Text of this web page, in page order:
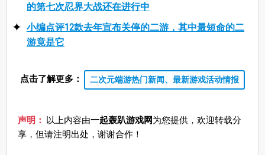
的第七次忍界大战还在进行中
小编点评12款去年宣布关停的二游，其中最短命的二
游竟是它
点击了解更多： 二次元端游热门新闻、最新游戏活动情报
声明： 以上内容由一起轰趴游戏网为您提供，欢迎转载分
享，但请注明出处，谢谢合作！